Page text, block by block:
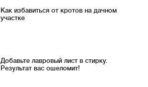
Как избавиться от кротов на дачном
участке
Добавьте лавровый лист в стирку.
Результат вас ошеломит!